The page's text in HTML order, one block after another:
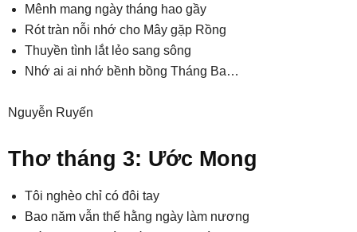
Mênh mang ngày tháng hao gầy
Rót tràn nỗi nhớ cho Mây gặp Rồng
Thuyền tình lắt lẻo sang sông
Nhớ ai ai nhớ bềnh bồng Tháng Ba…
Nguyễn Ruyến
Thơ tháng 3: Ước Mong
Tôi nghèo chỉ có đôi tay
Bao năm vẫn thế hằng ngày làm nương